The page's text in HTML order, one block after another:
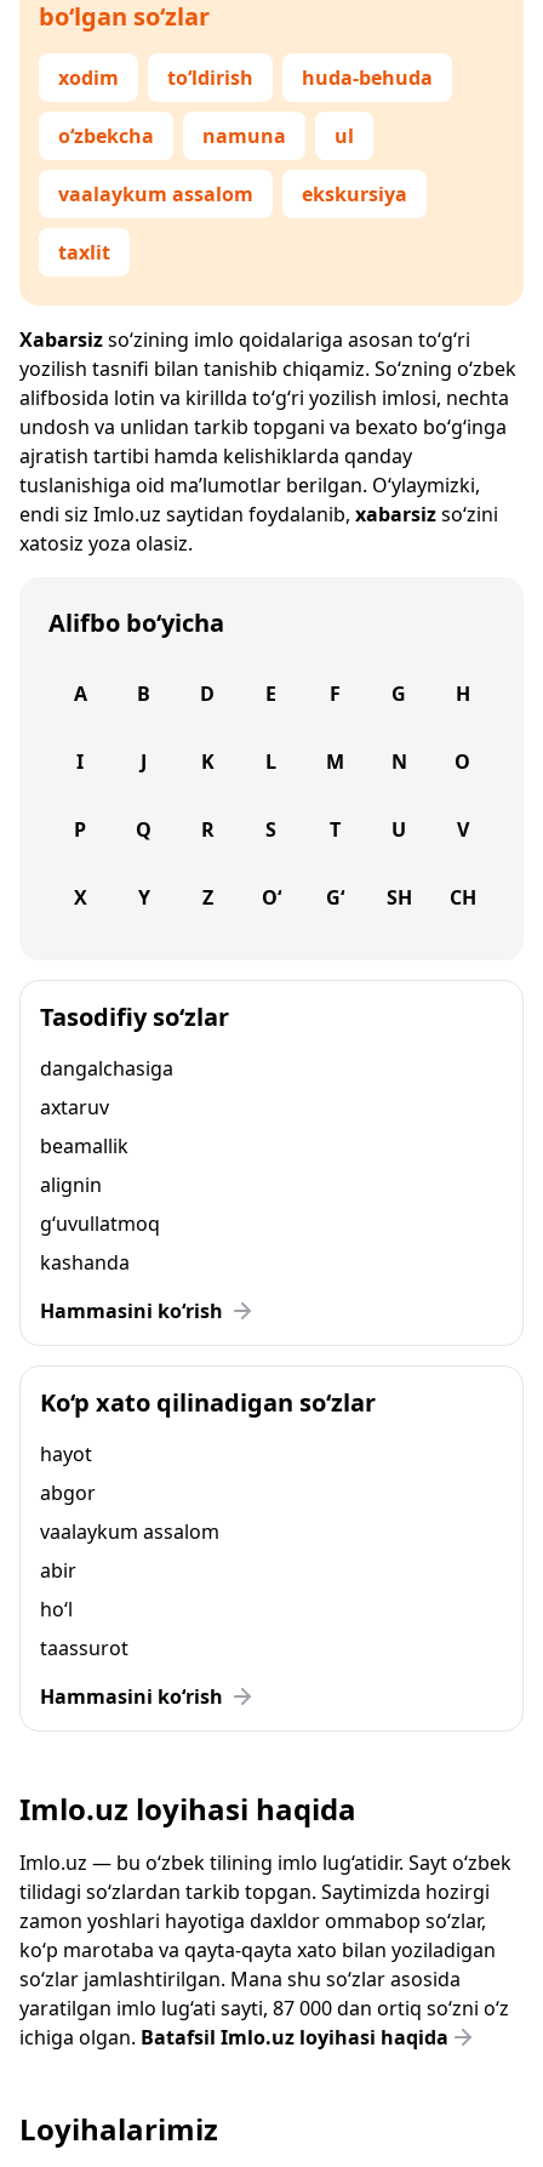
bo‘lgan so‘zlar
xodim to‘ldirish huda-behuda
o‘zbekcha namuna ul
vaalaykum assalom ekskursiya
taxlit
Xabarsizso‘zining imlo qoidalariga asosan to‘g‘ri
yozilish tasnifi bilan tanishib chiqamiz. So‘zning o‘zbek
alifbosida lotin va kirillda to‘g‘ri yozilish imlosi, nechta
undosh va unlidan tarkib topgani va bexato bo‘g‘inga
ajratish tartibi hamda kelishiklarda qanday
tuslanishiga oid ma’lumotlar berilgan. O‘ylaymizki,
endi siz Imlo.uz saytidan foydalanib, xabarsizso‘zini
xatosiz yoza olasiz.
Alifbo bo‘yicha
A B D E F G H
I J K L M N O
P Q R S T U V
X Y Z O‘ G‘ SH CH
Tasodifiy so‘zlar
dangalchasiga
axtaruv
beamallik
alignin
g‘uvullatmoq
kashanda
Hammasini ko‘rish
Ko‘p xato qilinadigan so‘zlar
hayot
abgor
vaalaykum assalom
abir
ho‘l
taassurot
Hammasini ko‘rish
Imlo.uz loyihasi haqida
Imlo.uz — bu o‘zbek tilining imlo lug‘atidir. Sayt o‘zbek
tilidagi so‘zlardan tarkib topgan. Saytimizda hozirgi
zamon yoshlari hayotiga daxldor ommabop so‘zlar,
ko‘p marotaba va qayta-qayta xato bilan yoziladigan
so‘zlar jamlashtirilgan. Mana shu so‘zlar asosida
yaratilgan imlo lug‘ati sayti, 87 000 dan ortiq so‘zni o‘z
ichiga olgan. Batafsil Imlo.uz loyihasi haqida
Loyihalarimiz